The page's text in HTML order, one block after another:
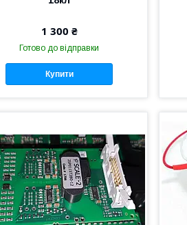
1 300 ₴
Готово до відправки
Купити